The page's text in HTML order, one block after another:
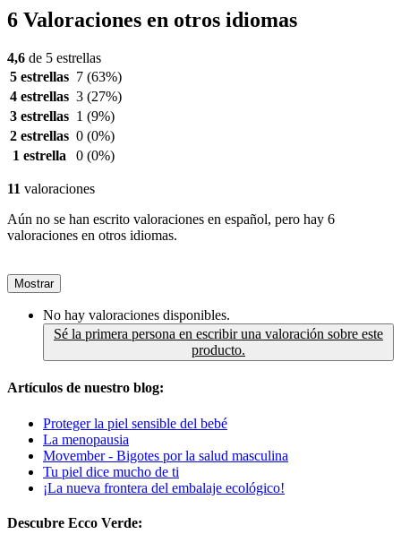
6 Valoraciones en otros idiomas
4,6 de 5 estrellas
5 estrellas 7 (63%)
4 estrellas 3 (27%)
3 estrellas 1 (9%)
2 estrellas 0 (0%)
1 estrella
0 (0%)
11 valoraciones
Aún no se han escrito valoraciones en español, pero hay 6
valoraciones en otros idiomas.
Mostrar
No hay valoraciones disponibles.
Sé la primera persona en escribir una valoración sobre este
producto.
Artículos de nuestro blog:
Proteger la piel sensible del bebé
La menopausia
Movember - Bigotes por la salud masculina
Tu piel dice mucho de ti
¡La nueva frontera del embalaje ecológico!
Descubre Ecco Verde: